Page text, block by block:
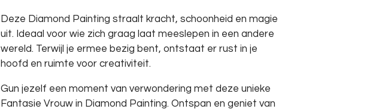
Deze Diamond Painting straalt kracht, schoonheid en magie
uit. Ideaal voor wie zich graag laat meeslepen in een andere
wereld. Terwijl je ermee bezig bent, ontstaat er rust in je
hoofd en ruimte voor creativiteit.
Gun jezelf een moment van verwondering met deze unieke
Fantasie Vrouw in Diamond Painting. Ontspan en geniet van